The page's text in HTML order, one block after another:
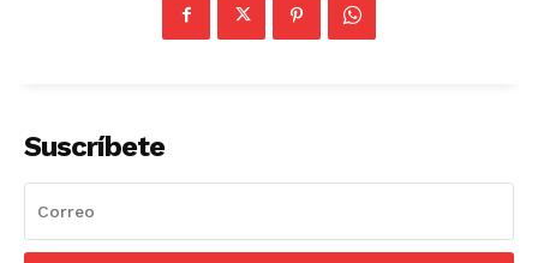
Suscríbete